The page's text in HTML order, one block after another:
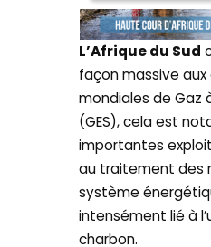
L’Afrique du Sud
façon massive aux
mondiales de Gaz
(GES), cela est
importantes
au traitement des
système
intensément lié à
charbon.